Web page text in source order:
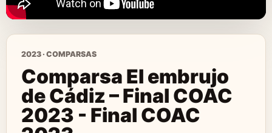
2023 · COMPARSAS
Comparsa El embrujo
de Cádiz – Final COAC
2023 - Final COAC